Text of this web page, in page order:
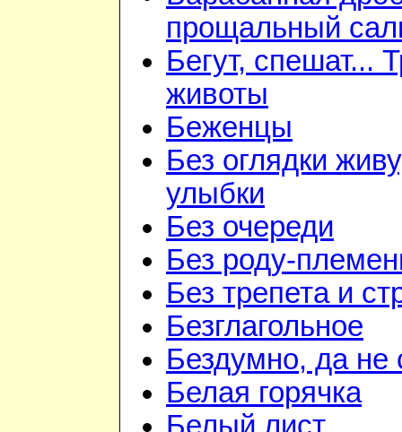
прощальный
Бегут, спешат...
животы
Беженцы
Без оглядки
улыбки
Без очереди
Без роду-
Без трепета и
Безглагольное
Бездумно, да не
Белая горячка